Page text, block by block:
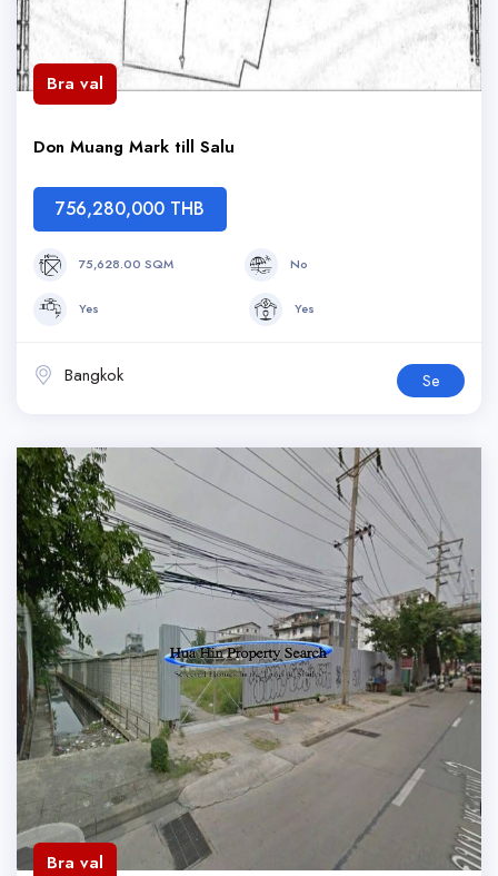
Bra val
Don Muang Mark till Salu
756,280,000 THB
75,628.00 SQM No
Yes Yes
Bangkok Se
Bra val